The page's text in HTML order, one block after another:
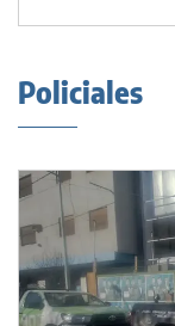
Policiales